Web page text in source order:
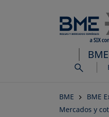
BME
BME
Mercados y